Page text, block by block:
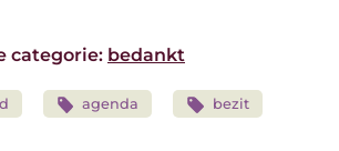
categorie: bedankt
agenda bezit